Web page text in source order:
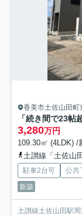
香美市土佐山田町
3,280万円
109.30㎡ (4LDK) /
土讃線「土佐山
駐車2台可
公共
新築
土讃線土佐山田駅